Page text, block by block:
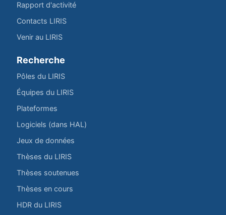
Rapport d'activité
Contacts LIRIS
Venir au LIRIS
Recherche
Pôles du LIRIS
Équipes du LIRIS
Plateformes
Logiciels (dans HAL)
Jeux de données
Thèses du LIRIS
Thèses soutenues
Thèses en cours
HDR du LIRIS